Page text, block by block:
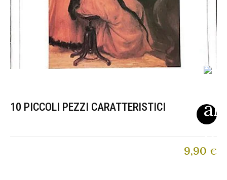
10 PICCOLI PEZZI CARATTERISTICI
9,90 €